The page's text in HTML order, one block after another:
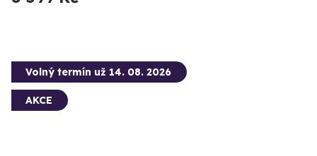
Volný termín už 14. 08. 2026
AKCE